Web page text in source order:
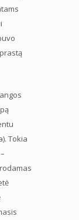
Tokia